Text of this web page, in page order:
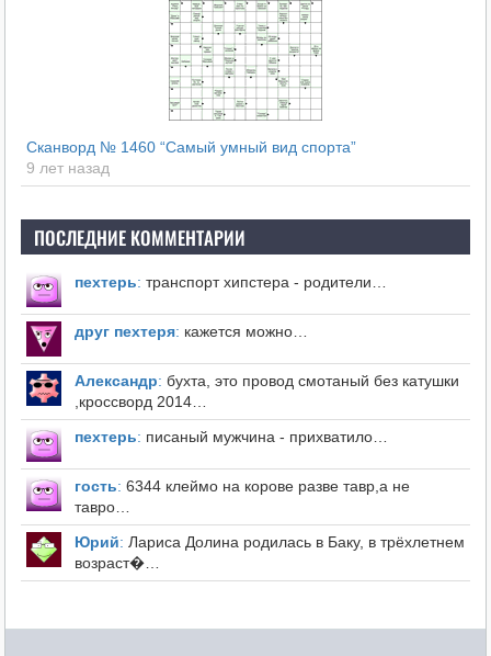
Сканворд № 1460 “Самый умный вид спорта”
9 лет назад
ПОСЛЕДНИЕ КОММЕНТАРИИ
пехтерь: транспорт хипстера - родители…
друг пехтеря: кажется можно…
Александр: бухта, это провод смотаный без катушки
,кроссворд 2014…
пехтерь: писаный мужчина - прихватило…
гость: 6344 клеймо на корове разве тавр,а не
тавро…
Юрий: Лариса Долина родилась в Баку, в трёхлетнем
возраст�…